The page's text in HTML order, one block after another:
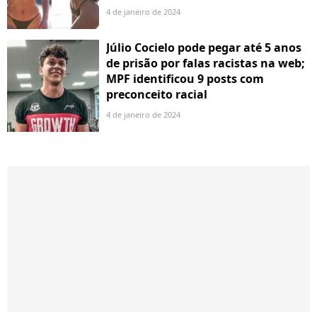
4 de janeiro de 2024
Júlio Cocielo pode pegar até 5 anos
de prisão por falas racistas na web;
MPF identificou 9 posts com
preconceito racial
4 de janeiro de 2024